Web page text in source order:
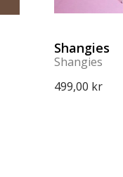
Shangies
Shangies
499,00 kr